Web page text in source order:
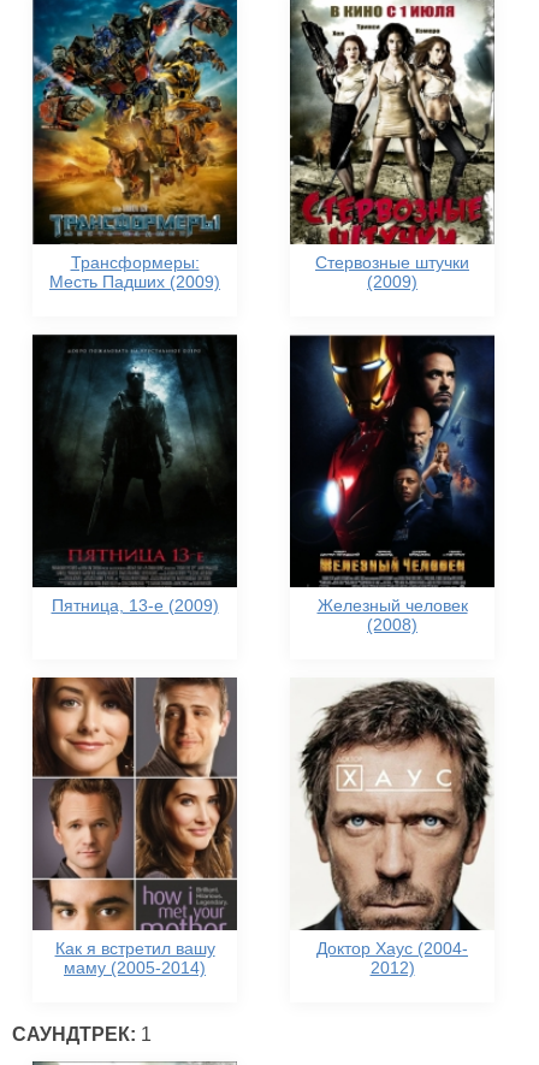
Трансформеры:
Месть Падших (2009)
Стервозные штучки
(2009)
Пятница, 13-е (2009)
Железный человек
(2008)
Как я встретил вашу
маму (2005-2014)
Доктор Хаус (2004-
2012)
САУНДТРЕК: 1